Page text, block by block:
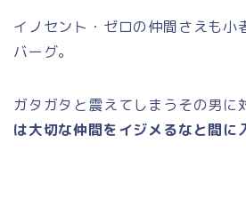
イノセント・ゼロの仲間さえも小
バーグ。
ガタガタと震えてしまうその男に
は大切な仲間をイジメるなと間に